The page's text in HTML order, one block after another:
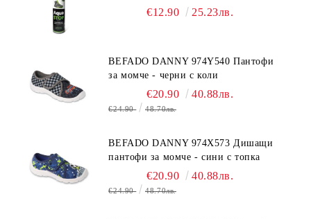
€12.90 25.23лв.
BEFADO DANNY 974Y540 Пантофи
за момче - черни с коли
€20.90 40.88лв.
€24.90 48.70лв.
BEFADO DANNY 974X573 Дишащи
пантофи за момче - сини с топка
€20.90 40.88лв.
€24.90 48.70лв.